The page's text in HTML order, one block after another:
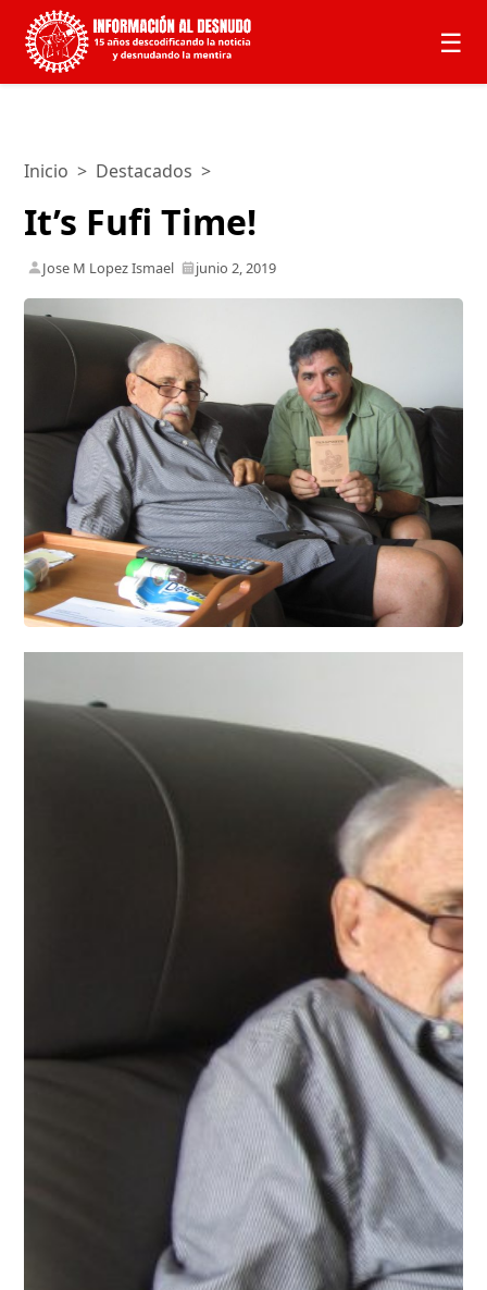
☰
Inicio > Destacados >
It’s Fufi Time!
Jose M Lopez Ismael junio 2, 2019